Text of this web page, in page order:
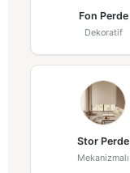
Fon Perde
Dekoratif
Stor Perde
Mekanizmalı